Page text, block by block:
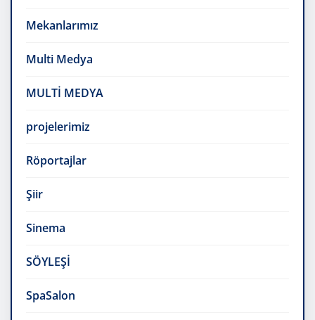
Mekanlarımız
Multi Medya
MULTİ MEDYA
projelerimiz
Röportajlar
Şiir
Sinema
SÖYLEŞİ
SpaSalon